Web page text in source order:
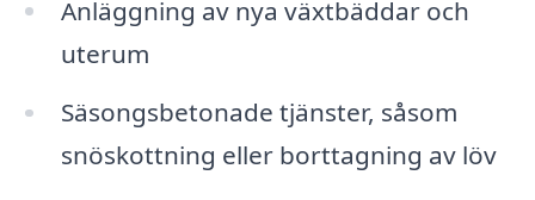
Anläggning av nya växtbäddar och
uterum
Säsongsbetonade tjänster, såsom
snöskottning eller borttagning av löv